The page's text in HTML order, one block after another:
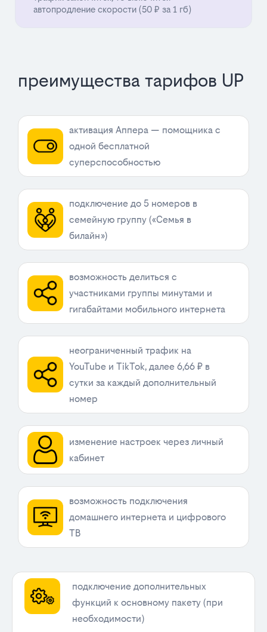
автопродление скорости (50 ₽ за 1 гб)
преимущества тарифов UP
активация Аппера — помощника с
одной бесплатной
суперспособностью
подключение до 5 номеров в
семейную группу («Семья в
билайн»)
возможность делиться с
участниками группы минутами и
гигабайтами мобильного интернета
неограниченный трафик на
YouTube и TikTok, далее 6,66 ₽ в
сутки за каждый дополнительный
номер
изменение настроек через личный
кабинет
возможность подключения
домашнего интернета и цифрового
ТВ
подключение дополнительных
функций к основному пакету (при
необходимости)